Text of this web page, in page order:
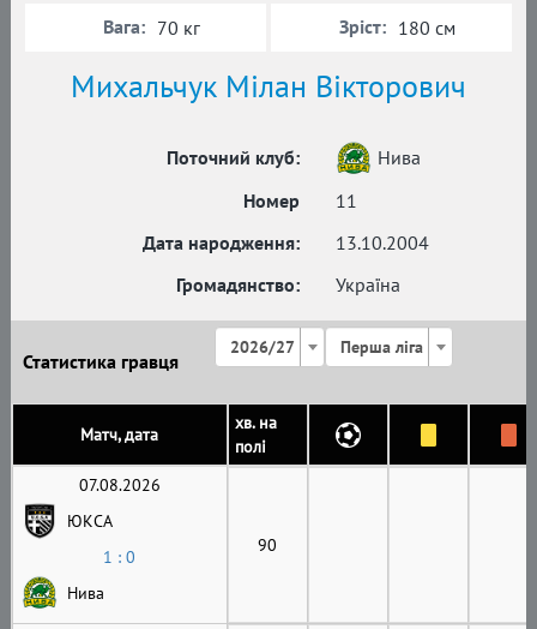
Михальчук Мілан Вікторович
Поточний клуб:
Нива
Номер
11
Дата народження:
13.10.2004
Громадянство:
Україна
Вага: 70 кг Зріст: 180 см
Статистика гравця
2026/27 Перша ліга
Матч, дата
хв. на
полі
07.08.2026
ЮКСА
1 : 0
Нива
90